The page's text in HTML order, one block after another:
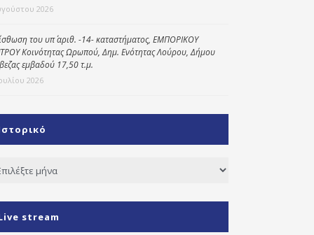
2026
του υπ΄ αριθ. -14- καταστήματος, ΕΜΠΟΡΙΚΟΥ
Κοινότητας Ωρωπού, Δημ. Ενότητας Λούρου, Δήμου
εμβαδού 17,50 τ.μ.
2026
stream